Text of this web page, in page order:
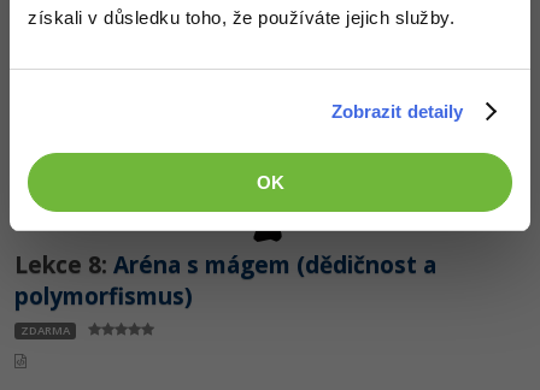
získali v důsledku toho, že používáte jejich služby.
Zobrazit detaily
OK
Lekce 8: Aréna s mágem (dědičnost a
polymorfismus)
ZDARMA